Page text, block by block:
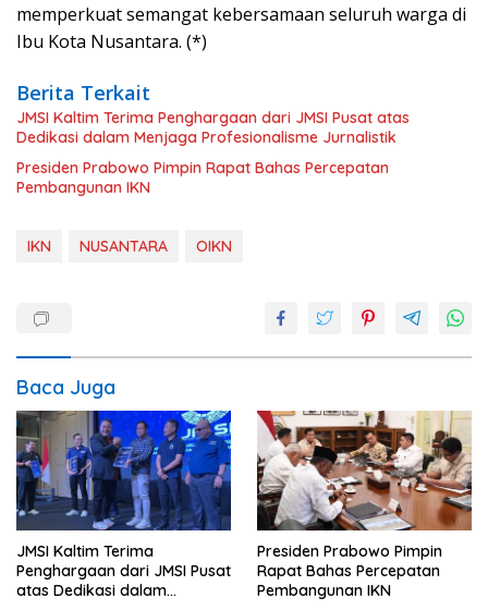
memperkuat semangat kebersamaan seluruh warga di
Ibu Kota Nusantara. (*)
Berita Terkait
JMSI Kaltim Terima Penghargaan dari JMSI Pusat atas
Dedikasi dalam Menjaga Profesionalisme Jurnalistik
Presiden Prabowo Pimpin Rapat Bahas Percepatan
Pembangunan IKN
IKN NUSANTARA OIKN
Baca Juga
JMSI Kaltim Terima
Penghargaan dari JMSI Pusat
atas Dedikasi dalam
Presiden Prabowo Pimpin
Rapat Bahas Percepatan
Pembangunan IKN